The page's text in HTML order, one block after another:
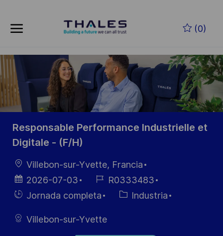
(0)
-
Responsable Performance Industrielle et
Digitale - (F/H)
Ubicación
Villebon-sur-Yvette, Francia
Fecha de
publicación
2026-07-03
ID de
empleo
R0333483
HiringJornada completa Categoría
Industria
Villebon-sur-Yvette